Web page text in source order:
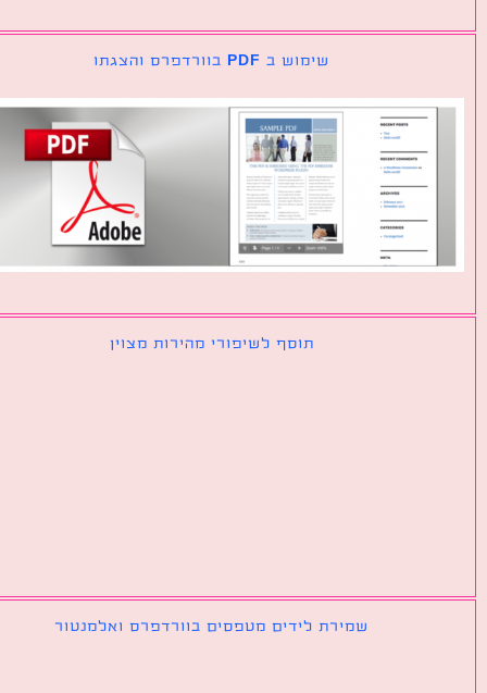
שימוש ב PDF בוורדפרס והצגתו
תוסף לשיפורי מהירות מצוין
שמירת לידים מטפסים בוורדפרס ואלמנטור